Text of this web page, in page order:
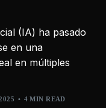
(IA) ha pasado
en una
en múltiples
4 MIN READ